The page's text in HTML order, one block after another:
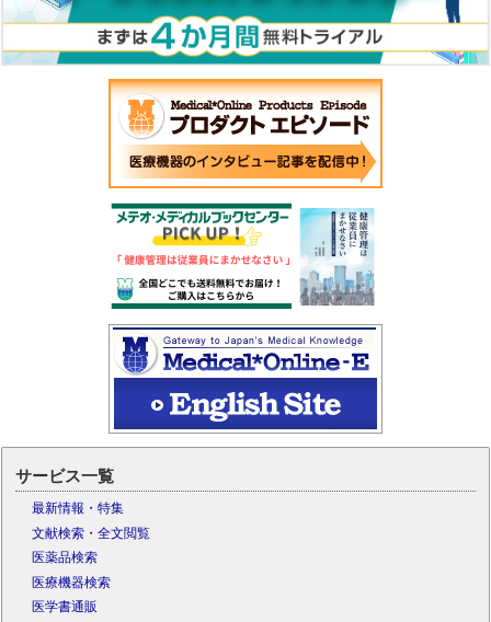
サービス一覧
最新情報・特集
文献検索・全文閲覧
医薬品検索
医療機器検索
医学書通販